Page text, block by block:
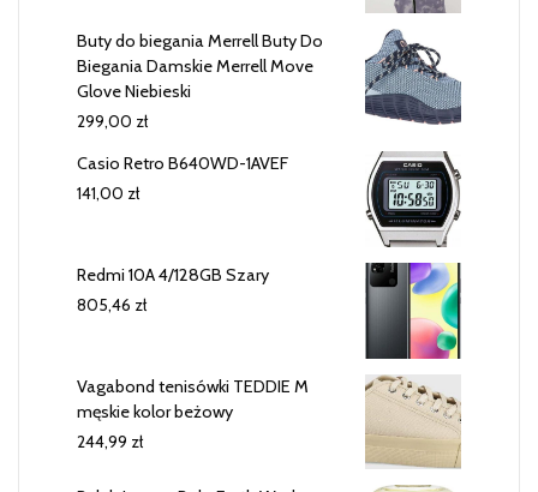
Buty do biegania Merrell Buty Do
Biegania Damskie Merrell Move
Glove Niebieski
299,00 zł
Casio Retro B640WD-1AVEF
141,00 zł
Redmi 10A 4/128GB Szary
805,46 zł
Vagabond tenisówki TEDDIE M
męskie kolor beżowy
244,99 zł